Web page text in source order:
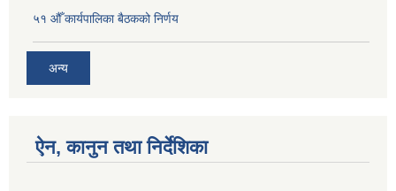
५१ औँ कार्यपालिका बैठकको निर्णय
अन्य
ऐन, कानुन तथा निर्देशिका